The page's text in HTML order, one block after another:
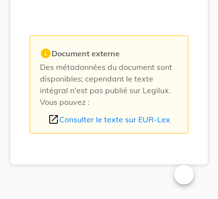
infoDocument externe
Des métadonnées du document sont
disponibles; cependant le texte
intégral n'est pas publié sur Legilux.
Vous pouvez :
open_in_new Consulter le texte sur EUR-Lex
Changer la